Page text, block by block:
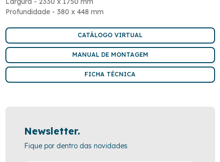
Profundidade - 380 x 448 mm
CATÁLOGO VIRTUAL
MANUAL DE MONTAGEM
FICHA TÉCNICA
Newsletter.
Fique por dentro das novidades